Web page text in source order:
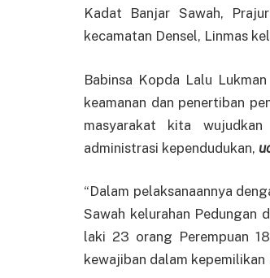
Kadat Banjar Sawah,
kecamatan Densel, Linmas
Babinsa Kopda Lalu
keamanan dan penertiban
masyarakat kita
administrasi kependudukan,
“Dalam pelaksanaannya
Sawah kelurahan Pedungan
laki 23 orang Perempuan
kewajiban dalam